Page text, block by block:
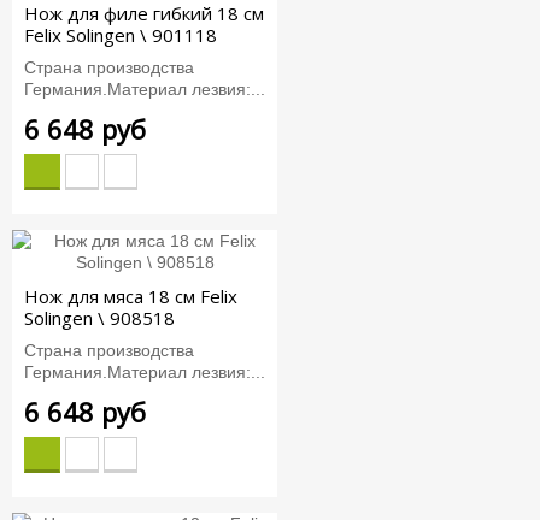
Нож для филе гибкий 18 см
Felix Solingen \ 901118
Страна производства
Германия.Материал лезвия:...
6 648 руб
Нож для мяса 18 см Felix
Solingen \ 908518
Страна производства
Германия.Материал лезвия:...
6 648 руб